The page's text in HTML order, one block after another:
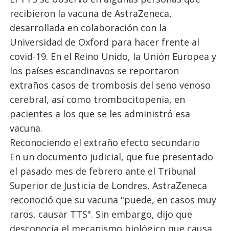
recibieron la vacuna de AstraZeneca,
desarrollada en colaboración con la
Universidad de Oxford para hacer frente al
covid-19. En el Reino Unido, la Unión Europea y
los países escandinavos se reportaron
extraños casos de trombosis del seno venoso
cerebral, así como trombocitopenia, en
pacientes a los que se les administró esa
vacuna.
Reconociendo el extraño efecto secundario
En un documento judicial, que fue presentado
el pasado mes de febrero ante el Tribunal
Superior de Justicia de Londres, AstraZeneca
reconoció que su vacuna "puede, en casos muy
raros, causar TTS". Sin embargo, dijo que
desconocía el mecanismo biológico que causa